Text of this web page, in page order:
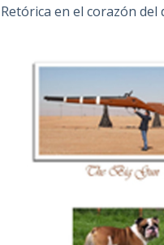
Retórica en el corazón del